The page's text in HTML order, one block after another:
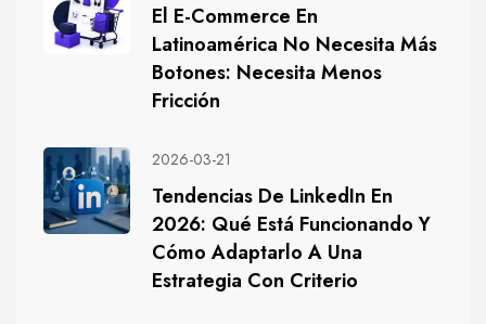
El E-Commerce En
Latinoamérica No Necesita Más
Botones: Necesita Menos
Fricción
2026-03-21
Tendencias De LinkedIn En
2026: Qué Está Funcionando Y
Cómo Adaptarlo A Una
Estrategia Con Criterio